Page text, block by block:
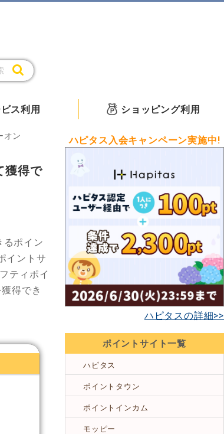
ス利用 ショッピング利用
オン
獲得で
るポイン
イントサ
フティポイ
得でき
ハピタス入会キャンペーン実施中!
ハピタスの詳細>>
ポイントサイト一覧
ハピタス
ポイントタウン
ポイントインカム
モッピー